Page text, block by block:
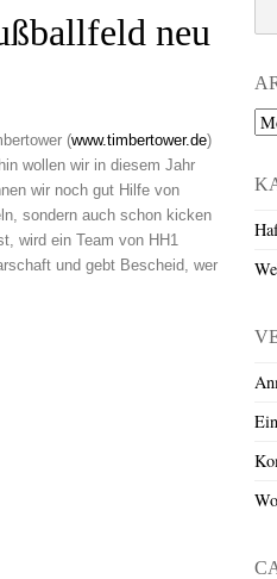
neu
(www.timbertower.de)
wollen wir in diesem Jahr
wir noch gut Hilfe von
sondern auch schon kicken
wird ein Team von HH1
und gebt Bescheid, wer